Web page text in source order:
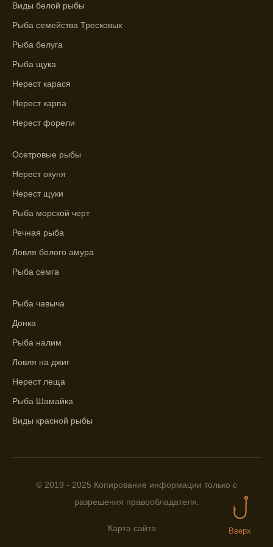
рыбы.
Узнайте вероятности успешной ловли на
ближайшие дни с прогнозом клева.
График клева рыбы зависит от фаз луны и
погоды.
Выберите лучшее время для рыбной
ловли в разных водоемах, опираясь на
Зависимость активности рыбы от
температуры воды учитывается в прогнозе
Лучше всего ловить рыбу в период
как указывает прогноз клева.
представление о том, когда и где клюет
для рыбной ловли, согласно прогнозу
клева.
Прогноз клева помогает определить
лучшие условия для успешной рыбалки.
предоставляет подробную информацию о
фазах луны и их влиянии на активность
Виды белой рыбы
Рыба семейства Тресковых
Рыба белуга
Рыба щука
Нерест карася
Нерест карпа
Нерест форели
Осетровые рыбы
Нерест окуня
Нерест щуки
Рыба морской черт
Речная рыба
Ловля белого амура
Рыба семга
Рыба чавыча
Донка
Рыба налим
Ловля на джиг
Нерест леща
Рыба Шамайка
Виды красной рыбы
© 2019 - 2025 Копирование информации только с
разрешения правообладателя.
Карта сайта Вверх